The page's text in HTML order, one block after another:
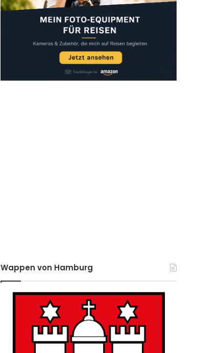
Wappen von Hamburg